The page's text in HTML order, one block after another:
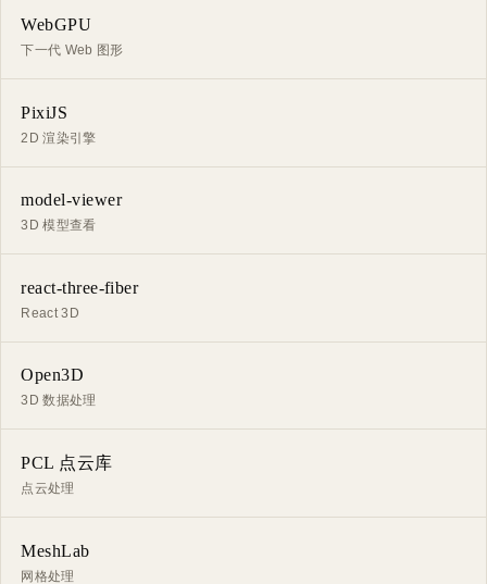
WebGPU
下一代 Web 图形
PixiJS
2D 渲染引擎
model-viewer
3D 模型查看
react-three-fiber
React 3D
Open3D
3D 数据处理
PCL 点云库
点云处理
MeshLab
网格处理